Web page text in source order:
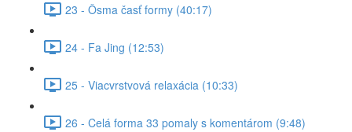
23 - Ôsma časť formy (40:17)
24 - Fa Jing (12:53)
25 - Viacvrstvová relaxácia (10:33)
26 - Celá forma 33 pomaly s komentárom (9:48)